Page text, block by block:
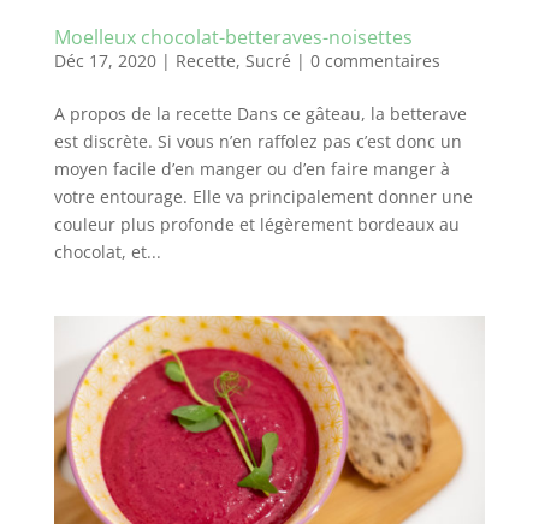
Moelleux chocolat-betteraves-noisettes
Déc 17, 2020| Recette, Sucré | 0 commentaires
A propos de la recette Dans ce gâteau, la betterave
est discrète. Si vous n’en raffolez pas c’est donc un
moyen facile d’en manger ou d’en faire manger à
votre entourage. Elle va principalement donner une
couleur plus profonde et légèrement bordeaux au
chocolat, et...